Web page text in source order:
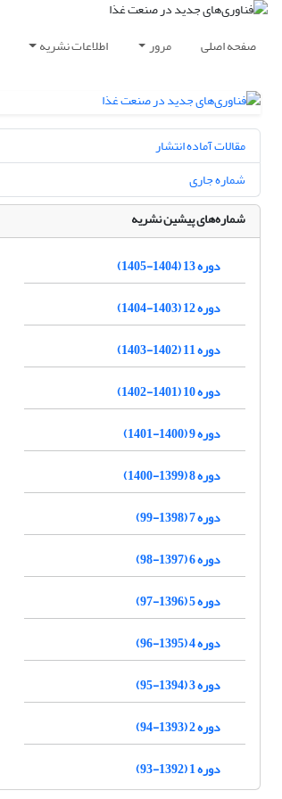
صفحه اصلی مرور اطلاعات نشریه
مقالات آماده انتشار
شماره جاری
شماره‌های پیشین نشریه
دوره 13 (1404-1405)
دوره 12 (1403-1404)
دوره 11 (1402-1403)
دوره 10 (1401-1402)
دوره 9 (1400-1401)
دوره 8 (1399-1400)
دوره 7 (1398-99)
دوره 6 (1397-98)
دوره 5 (1396-97)
دوره 4 (1395-96)
دوره 3 (1394-95)
دوره 2 (1393-94)
دوره 1 (1392-93)